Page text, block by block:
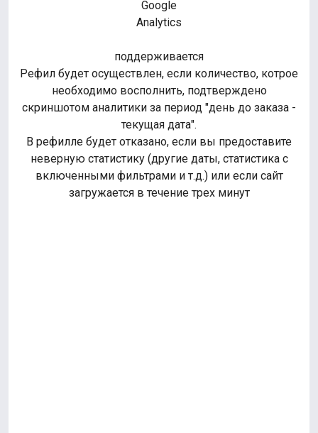
Google
Analytics
поддерживается
Рефил будет осуществлен, если количество, котрое
необходимо восполнить, подтверждено
скриншотом аналитики за период "день до заказа -
текущая дата".
В рефилле будет отказано, если вы предоставите
неверную статистику (другие даты, статистика с
включенными фильтрами и т.д.) или если сайт
загружается в течение трех минут